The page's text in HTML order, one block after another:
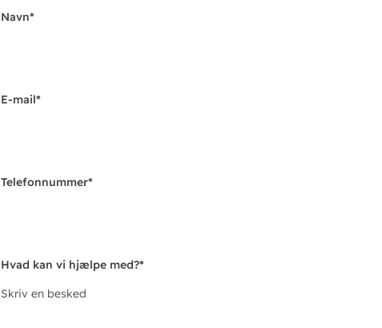
Navn*
E-mail*
Telefonnummer*
Hvad kan vi hjælpe med?*
Skriv en besked